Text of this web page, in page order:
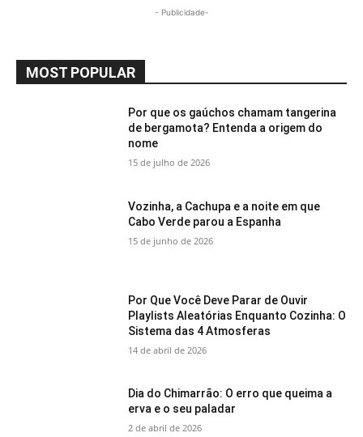
- Publicidade-
MOST POPULAR
Por que os gaúchos chamam tangerina
de bergamota? Entenda a origem do
nome
15 de julho de 2026
Vozinha, a Cachupa e a noite em que
Cabo Verde parou a Espanha
15 de junho de 2026
Por Que Você Deve Parar de Ouvir
Playlists Aleatórias Enquanto Cozinha: O
Sistema das 4 Atmosferas
14 de abril de 2026
Dia do Chimarrão: O erro que queima a
erva e o seu paladar
2 de abril de 2026